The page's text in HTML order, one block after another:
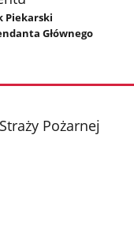
Piekarski
Głównego
Pożarnej